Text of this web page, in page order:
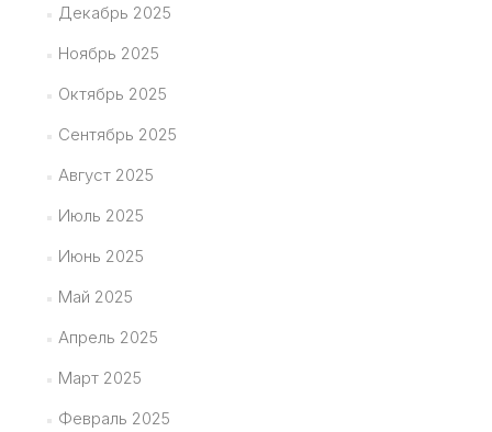
Декабрь 2025
Ноябрь 2025
Октябрь 2025
Сентябрь 2025
Август 2025
Июль 2025
Июнь 2025
Май 2025
Апрель 2025
Март 2025
Февраль 2025